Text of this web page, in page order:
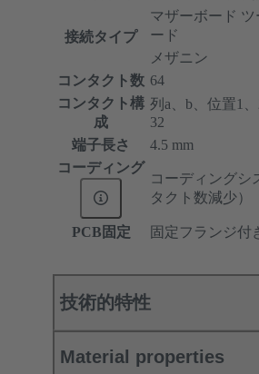
接続タイプ
マザーボード
ード
メザニン
コンタクト数 64
コンタクト構
成
列a、b、位置1、
32
端子長さ
4.5 mm
コーディング
コーディングシ
タクト数減少）
PCB固定 固定フランジ付
技術的特性
Material properties